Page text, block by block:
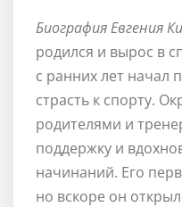
Биография Евгения
родился и вырос в
с ранних лет начал
страсть к спорту.
родителями и
поддержку и
начинаний. Его
но вскоре он